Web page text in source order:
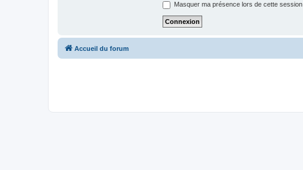
Masquer ma présence lors de cette session
Accueil du forum